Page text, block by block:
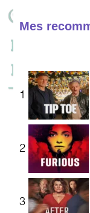
Mes
1
2
3